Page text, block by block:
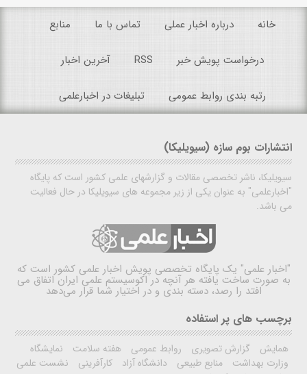
خانه درباره اخبار عملی تماس با ما منابع
درخواست پویش خبر RSS آخرین اخبار
رتبه بندی روابط عمومی تبلیغات در اخبارعلمی
انتشارات بوم سازه (سیویلیکا)
سیویلیکا، ناشر تخصصی مقالات و گزارشهای علمی کشور است که پایگاه
"اخبارعلمی" به عنوان یکی از زیر مجموعه های سیویلیکا در حال فعالیت
می باشد.
"اخبار علمی" یک پایگاه تخصصی پویش اخبار علمی کشور است که
به صورت ساخت یافته هر آنچه در اکوسیستم علمی ایران اتفاق می
افتد را رصد، دسته بندی و در اختیار شما قرار می‌دهد
برچسب های پر استفاده
همایش گزارش تصویری روابط عمومی هفته سلامت
نمایشگاه
وزارت بهداشت
منابع طبیعی دانشگاه آزاد کارآفرینی
نشست علمی